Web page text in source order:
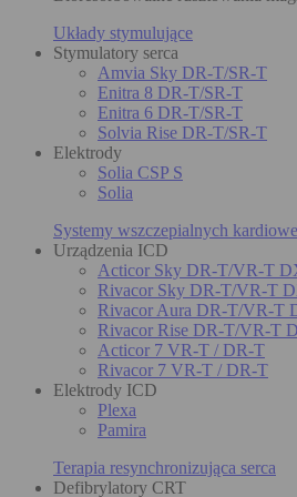
Układy stymulujące
Stymulatory serca
Amvia Sky DR-T/SR-T
Enitra 8 DR-T/SR-T
Enitra 6 DR-T/SR-T
Solvia Rise DR-T/SR-T
Elektrody
Solia CSP S
Solia
Systemy wszczepialnych
Urządzenia ICD
Acticor Sky DR-T/VR-T
Rivacor Sky DR-T/VR-T
Rivacor Aura DR-T/VR-T
Rivacor Rise DR-T/VR-T
Acticor 7 VR-T / DR-T
Rivacor 7 VR-T / DR-T
Elektrody ICD
Plexa
Pamira
Terapia resynchronizująca serca
Defibrylatory CRT